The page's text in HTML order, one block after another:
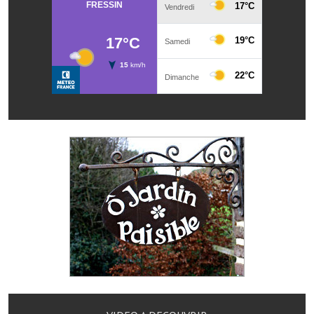
Services publics communaux
Démarches administratives
Urbanisme
Biens à louer
Etablissements scolaires
Equipements sportifs
Bibliothèque
Commerçants, artisans
Commerces et professions libérales
Exploitants agricoles